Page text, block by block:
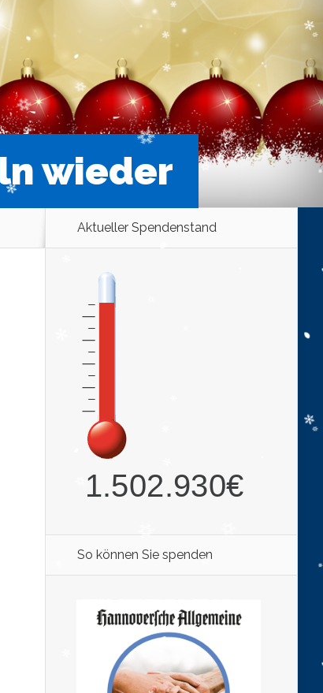
wieder
Aktueller Spendenstand
So können Sie spenden